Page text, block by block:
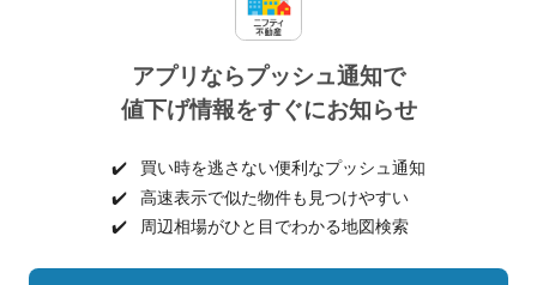
アプリならプッシュ通知で
値下げ情報をすぐにお知らせ
✔️
買い時を逃さない便利なプッシュ通知
✔️
高速表示で似た物件も見つけやすい
✔️
周辺相場がひと目でわかる地図検索
個人情報保護ポリシー 利用規約
ヘルプ・お問い合わせ 採用情報